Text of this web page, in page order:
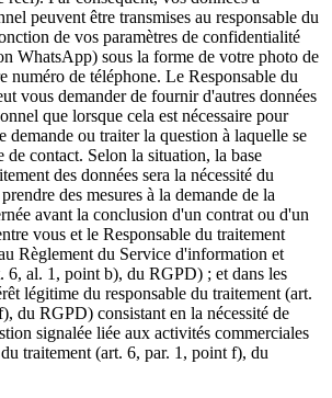
peuvent être transmises au responsable du
de vos paramètres de confidentialité
WhatsApp) sous la forme de votre photo de
numéro de téléphone. Le Responsable du
vous demander de fournir d'autres données
que lorsque cela est nécessaire pour
demande ou traiter la question à laquelle se
de contact. Selon la situation, la base
des données sera la nécessité du
des mesures à la demande de la
avant la conclusion d'un contrat ou d'un
vous et le Responsable du traitement
Règlement du Service d'information et
6, al. 1, point b), du RGPD) ; et dans les
légitime du responsable du traitement (art.
du RGPD) consistant en la nécessité de
signalée liée aux activités commerciales
traitement (art. 6, par. 1, point f), du